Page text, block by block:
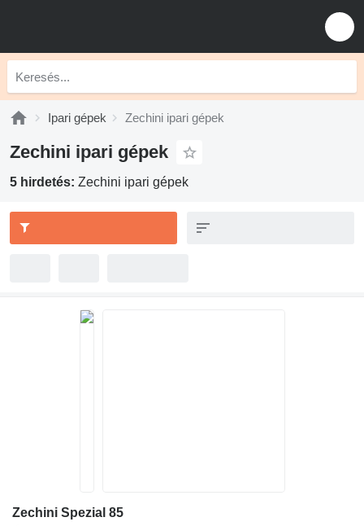
Ipari gépek Zechini ipari gépek
Zechini ipari gépek
5 hirdetés: Zechini ipari gépek
Zechini Spezial 85